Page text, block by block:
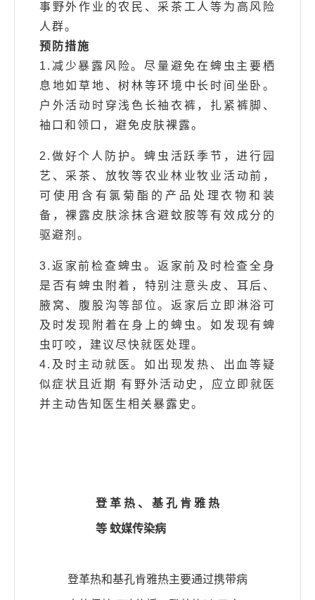
事野外作业的农民、采茶工人等为高风险
人群。
预防措施
1.减少暴露风险。尽量避免在蜱虫主要栖
息地如草地、树林等环境中长时间坐卧。
户外活动时穿浅色长袖衣裤，扎紧裤脚、
袖口和领口，避免皮肤裸露。
2.做好个人防护。 蜱虫活跃季节，进行园
艺、采茶、放牧等农业林业牧业活动前，
可使用含有氯菊酯的产品处理衣物和装
备，裸露皮肤涂抹含避蚊胺等有效成分的
驱避剂。
3.返家前检查蜱虫。 返家前及时检查全身
是否有蜱虫附着，特别注意头皮、耳后、
腋窝、腹股沟等部位。返家后立即淋浴可
及时发现附着在身上的蜱虫。如发现有蜱
虫叮咬，建议尽快就医处理。
4.及时主动就医。如出现发热、出血等疑
似症状且近期
有野外活动史，应立即就医
并主动告知医生相关暴露史。
登革热、基孔肯雅热
等 蚊媒传染病
登革热和基孔肯雅热主要通过携带病